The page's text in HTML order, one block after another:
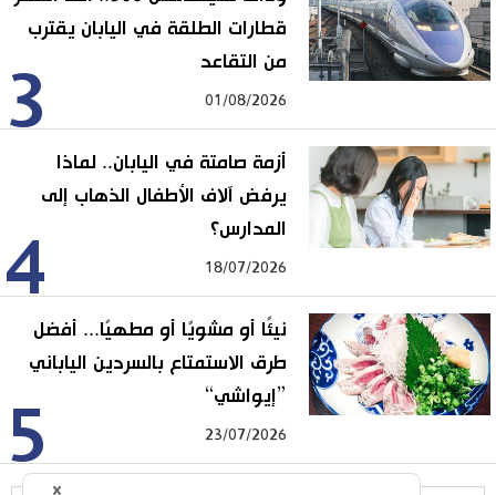
3
قطارات الطلقة في اليابان يقترب
من التقاعد
01/08/2026
4
أزمة صامتة في اليابان.. لماذا
يرفض آلاف الأطفال الذهاب إلى
المدارس؟
18/07/2026
5
نيئًا أو مشويًا أو مطهيًا... أفضل
طرق الاستمتاع بالسردين الياباني
”إيواشي“
23/07/2026